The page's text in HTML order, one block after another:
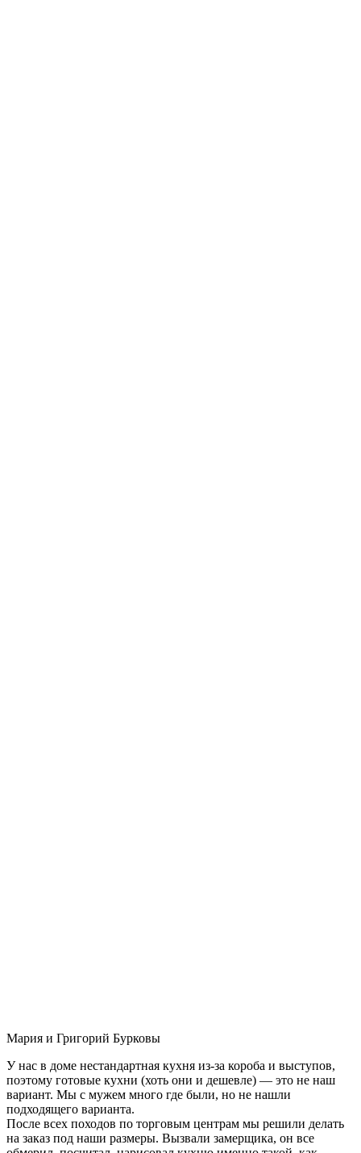
Мария и Григорий Бурковы
У нас в доме нестандартная кухня из-за короба и выступов,
поэтому готовые кухни (хоть они и дешевле) — это не наш
вариант. Мы с мужем много где были, но не нашли
подходящего варианта.
После всех походов по торговым центрам мы решили делать
на заказ под наши размеры. Вызвали замерщика, он все